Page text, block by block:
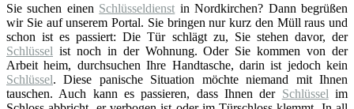
Sie suchen einen Schlüsseldienst in Nordkirchen? Dann begrüßen
wir Sie auf unserem Portal. Sie bringen nur kurz den Müll raus und
schon ist es passiert: Die Tür schlägt zu, Sie stehen davor, der
Schlüssel ist noch in der Wohnung. Oder Sie kommen von der
Arbeit heim, durchsuchen Ihre Handtasche, darin ist jedoch kein
Schlüssel. Diese panische Situation möchte niemand mit Ihnen
tauschen. Auch kann es passieren, dass Ihnen der Schlüssel im